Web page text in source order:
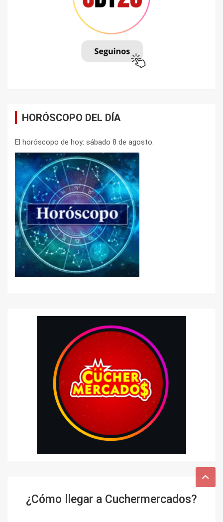
HORÓSCOPO DEL DÍA
El horóscopo de hoy: sábado 8 de agosto.
¿Cómo llegar a Cuchermercados?